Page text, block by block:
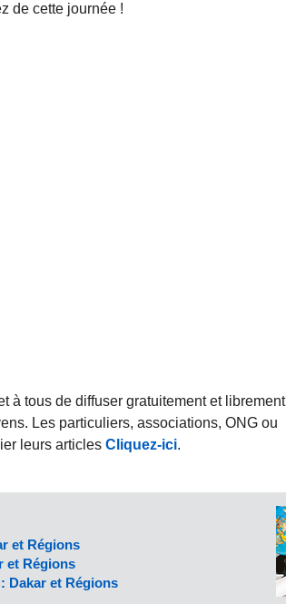
de cette journée !
à tous de diffuser gratuitement et librement
Les particuliers, associations, ONG ou
leurs articles Cliquez-ici.
et Régions
et Régions
Dakar et Régions